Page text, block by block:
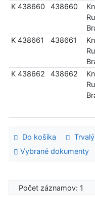
K 438660
438660
K 438661 438661
K 438662 438662
Do košíka
Vybrané dokumenty
Počet záznamov: 1